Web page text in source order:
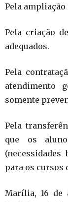
Pela ampliação
Pela criação
adequados.
Pela
atendimento
somente
Pela
que os
(necessidades
para os cursos
Marília, 16 de